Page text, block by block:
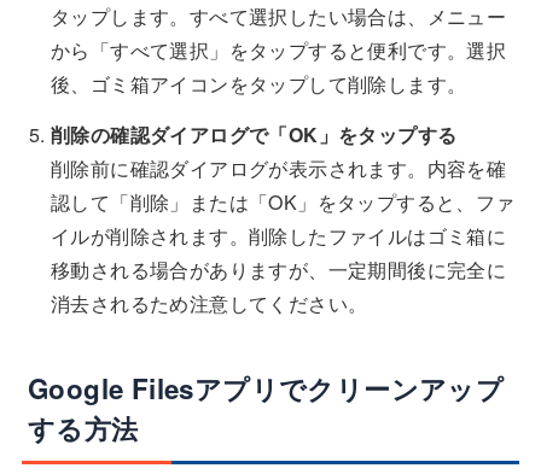
タップします。すべて選択したい場合は、メニュー
から「すべて選択」をタップすると便利です。選択
後、ゴミ箱アイコンをタップして削除します。
削除の確認ダイアログで「OK」をタップする
削除前に確認ダイアログが表示されます。内容を確
認して「削除」または「OK」をタップすると、ファ
イルが削除されます。削除したファイルはゴミ箱に
移動される場合がありますが、一定期間後に完全に
消去されるため注意してください。
Google Filesアプリでクリーンアップ
する方法